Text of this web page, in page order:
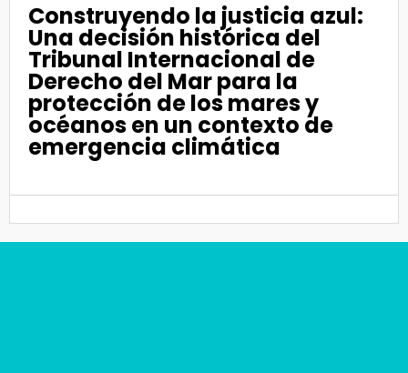
Construyendo la justicia azul:
Una decisión histórica del
Tribunal Internacional de
Derecho del Mar para la
protección de los mares y
océanos en un contexto de
emergencia climática